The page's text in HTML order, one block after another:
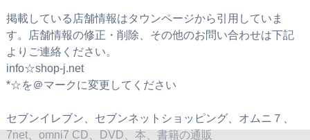
掲載している店舗情報はタウンページから引用していま
す。店舗情報の修正・削除、その他のお問い合わせは下記
よりご連絡ください。
info☆shop-j.net
*☆を＠マークに変更してください
セブンイレブン、セブンネットショッピング、オムニ７、
7net、omni7 CD、DVD、本、書籍の通販